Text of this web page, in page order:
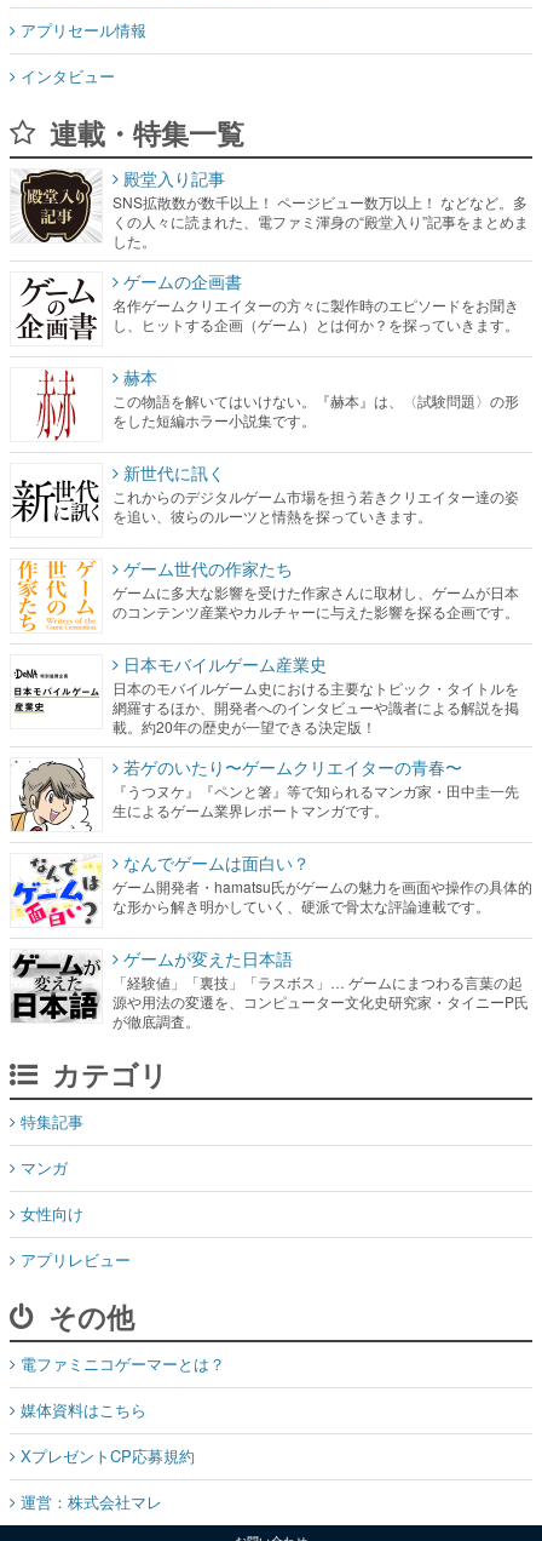
連載・特集一覧
くの人々に読まれた、電ファミ渾身の“殿堂入り”記事をまとめま
した。
ゲームの企画書
名作ゲームクリエイターの方々に製作時のエピソードをお聞き
し、ヒットする企画（ゲーム）とは何か？を探っていきます。
赫本
この物語を解いてはいけない。『赫本』は、〈試験問題〉の形
をした短編ホラー小説集です。
新世代に訊く
これからのデジタルゲーム市場を担う若きクリエイター達の姿
を追い、彼らのルーツと情熱を探っていきます。
ゲーム世代の作家たち
ゲームに多大な影響を受けた作家さんに取材し、ゲームが日本
のコンテンツ産業やカルチャーに与えた影響を探る企画です。
日本モバイルゲーム産業史
日本のモバイルゲーム史における主要なトピック・タイトルを
網羅するほか、開発者へのインタビューや識者による解説を掲
若ゲのいたり〜ゲームクリエイターの青春〜
『うつヌケ』『ペンと箸』等で知られるマンガ家・田中圭一先
生によるゲーム業界レポートマンガです。
なんでゲームは面白い？
ゲーム開発者・hamatsu氏がゲームの魅力を画面や操作の具体的
な形から解き明かしていく、硬派で骨太な評論連載です。
ゲームが変えた日本語
「経験値」「裏技」「ラスボス」… ゲームにまつわる言葉の起
源や用法の変遷を、コンピューター文化史研究家・タイニーP氏
カテゴリ
マンガ
女性向け
アプリレビュー
その他
電ファミニコゲーマーとは？
媒体資料はこちら
XプレゼントCP応募規約
運営：株式会社マレ